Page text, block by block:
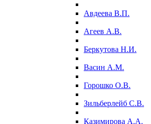
Авдеева В.П.
Агеев А.В.
Беркутова Н.И.
Васин А.М.
Горошко О.В.
Зильберлейб С.В.
Казимирова А.А.